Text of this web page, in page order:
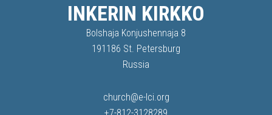
INKERIN KIRKKO
Bolshaja Konjushennaja 8
191186 St. Petersburg
Russia
church@e-lci.org